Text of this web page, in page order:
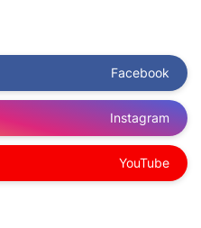
Facebook
Instagram
YouTube